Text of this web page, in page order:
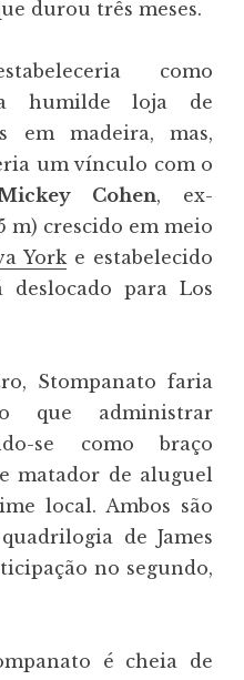
durou três meses.
como
humilde loja de
em madeira, mas,
um vínculo com o
Cohen, ex-
m) crescido em meio
Yorke estabelecido
para Los
Stompanato faria
que administrar
se como braço
matador de aluguel
local. Ambos são
de James
no segundo,
é cheia de